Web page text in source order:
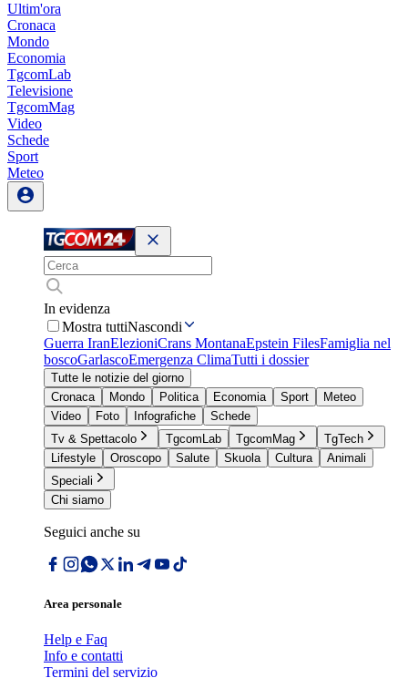
Ultim'ora
Cronaca
Mondo
Economia
TgcomLab
Televisione
TgcomMag
Video
Schede
Sport
Meteo
In evidenza
Mostra tuttiNascondi
Guerra IranElezioniCrans MontanaEpstein FilesFamiglia nel
boscoGarlascoEmergenza ClimaTutti i dossier
Tutte le notizie del giorno
Cronaca
Mondo Politica Economia Sport
Meteo
Video
Foto Infografiche
Schede
Tv & Spettacolo
TgcomLab TgcomMag
TgTech
Lifestyle
Oroscopo Salute Skuola Cultura
Animali
Speciali
Chi siamo
Seguici anche su
Area personale
Help e Faq
Info e contatti
Termini del servizio